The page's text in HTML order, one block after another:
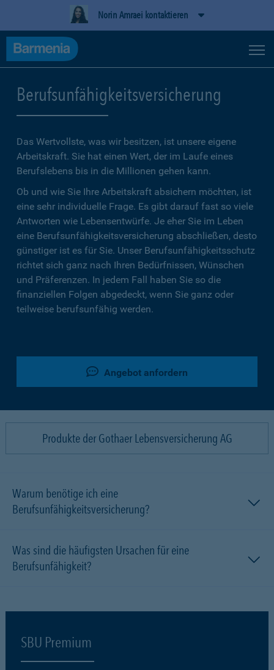
Norin Amraei kontaktieren
Berufsunfähigkeitsversicherung
Das Wertvollste, was wir besitzen, ist unsere eigene
Arbeitskraft. Sie hat einen Wert, der im Laufe eines
Berufslebens bis in die Millionen gehen kann.
Ob und wie Sie Ihre Arbeitskraft absichern möchten, ist
eine sehr individuelle Frage. Es gibt darauf fast so viele
Antworten wie Lebensentwürfe. Je eher Sie im Leben
eine Berufsunfähigkeitsversicherung abschließen, desto
günstiger ist es für Sie. Unser Berufsunfähigkeitsschutz
richtet sich ganz nach Ihren Bedürfnissen, Wünschen
und Präferenzen. In jedem Fall haben Sie so die
finanziellen Folgen abgedeckt, wenn Sie ganz oder
teilweise berufsunfähig werden.
Angebot anfordern
Produkte der Gothaer Lebensversicherung AG
Warum benötige ich eine
Berufsunfähigkeitsversicherung?
Was sind die häufigsten Ursachen für eine
Berufsunfähigkeit?
SBU Premium